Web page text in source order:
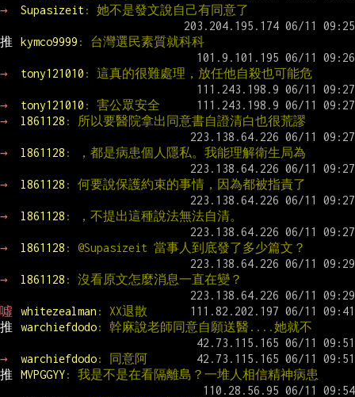
→
Supasizeit: 她不是發文說自己有同意了
推 kymco9999 : 台灣選民素質就科科
→ tony121010 : 這真的很難處理，放任他自殺也可能危
→ tony121010 : 害公眾安全
→
l861128 : 所以要醫院拿出同意書自證清白也很荒謬
→ l861128 : ，都是病患個人隱私。我能理解衛生局為
→ l861128 : 何要說保護約束的事情，因為都被指責了
→ l861128 : ，不提出這種說法無法自清。
→ l861128 : @Supasizeit 當事人到底發了多少篇文？
→ l861128 : 沒看原文怎麼消息一直在變？
噓 whitezealman : XX退散
推
warchiefdodo: 幹麻說老師同意自願送醫....她就不
→ warchiefdodo: 同意阿
推
MVPGGYY: 我是不是在看隔離島？一堆人相信精神病患